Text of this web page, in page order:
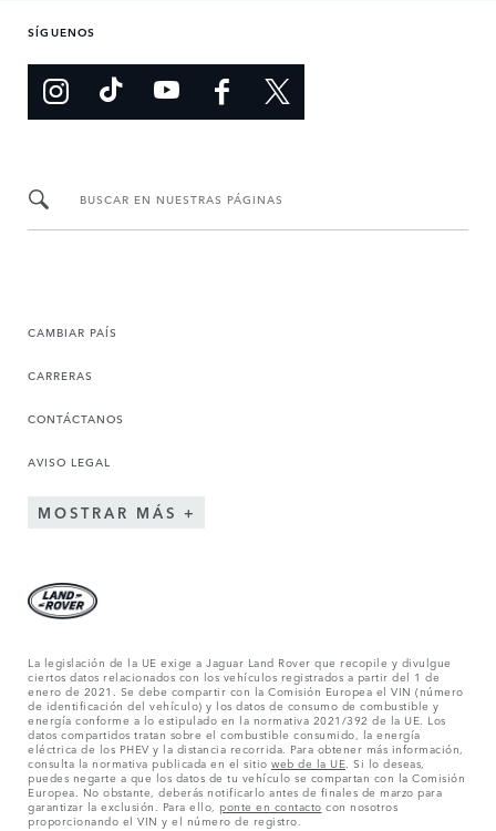
SÍGUENOS
BUSCAR EN NUESTRAS PÁGINAS
CAMBIAR PAÍS
CARRERAS
CONTÁCTANOS
AVISO LEGAL
MOSTRAR MÁS
La legislación de la UE exige a Jaguar Land Rover que recopile y divulgue
ciertos datos relacionados con los vehículos registrados a partir del 1 de
enero de 2021. Se debe compartir con la Comisión Europea el VIN (número
de identificación del vehículo) y los datos de consumo de combustible y
energía conforme a lo estipulado en la normativa 2021/392 de la UE. Los
datos compartidos tratan sobre el combustible consumido, la energía
eléctrica de los PHEV y la distancia recorrida. Para obtener más información,
consulta la normativa publicada en el sitio web de la UE . Si lo deseas,
puedes negarte a que los datos de tu vehículo se compartan con la Comisión
Europea. No obstante, deberás notificarlo antes de finales de marzo para
garantizar la exclusión. Para ello, ponte en contacto con nosotros
proporcionando el VIN y el número de registro.